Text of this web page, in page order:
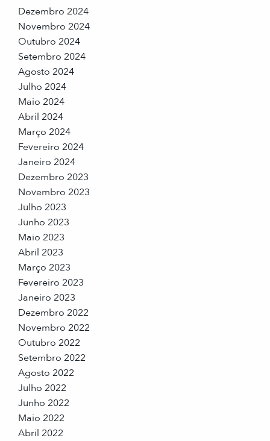
Dezembro 2024
Novembro 2024
Outubro 2024
Setembro 2024
Agosto 2024
Julho 2024
Maio 2024
Abril 2024
Março 2024
Fevereiro 2024
Janeiro 2024
Dezembro 2023
Novembro 2023
Julho 2023
Junho 2023
Maio 2023
Abril 2023
Março 2023
Fevereiro 2023
Janeiro 2023
Dezembro 2022
Novembro 2022
Outubro 2022
Setembro 2022
Agosto 2022
Julho 2022
Junho 2022
Maio 2022
Abril 2022